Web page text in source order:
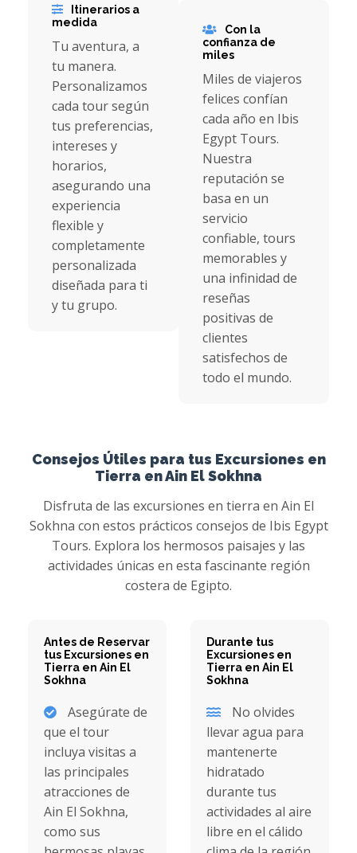
Itinerarios a
medida
Tu aventura, a
tu manera.
Personalizamos
cada tour según
tus preferencias,
intereses y
horarios,
asegurando una
experiencia
flexible y
completamente
personalizada
diseñada para ti
y tu grupo.
Con la
confianza de
miles
Miles de viajeros
felices confían
cada año en Ibis
Egypt Tours.
Nuestra
reputación se
basa en un
servicio
confiable, tours
memorables y
una infinidad de
reseñas
positivas de
clientes
satisfechos de
todo el mundo.
Consejos Útiles para tus Excursiones en
Tierra en Ain El Sokhna
Disfruta de las excursiones en tierra en Ain El
Sokhna con estos prácticos consejos de Ibis Egypt
Tours. Explora los hermosos paisajes y las
actividades únicas en esta fascinante región
costera de Egipto.
Antes de Reservar
tus Excursiones en
Tierra en Ain El
Sokhna
Asegúrate de
que el tour
incluya visitas a
las principales
atracciones de
Ain El Sokhna,
como sus
Durante tus
Excursiones en
Tierra en Ain El
Sokhna
No olvides
llevar agua para
mantenerte
hidratado
durante tus
actividades al aire
libre en el cálido